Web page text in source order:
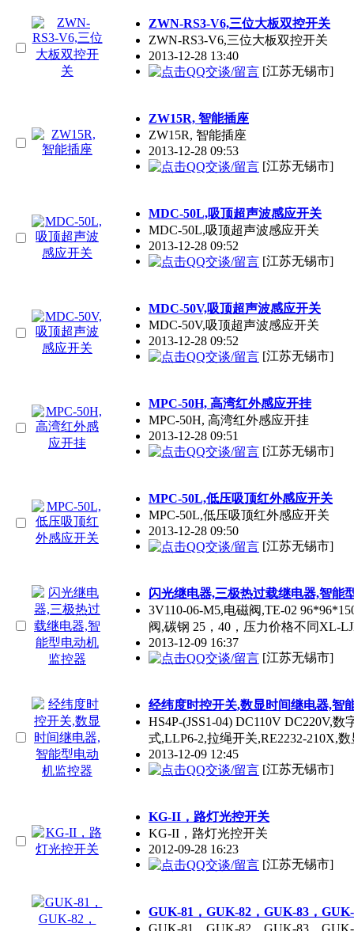
ZWN-RS3-V6,三位大板双控开关
ZWN-RS3-V6,三位大板双控开关
2013-12-28 13:40
[江苏无锡市]
ZW15R, 智能插座
ZW15R, 智能插座
2013-12-28 09:53
[江苏无锡市]
MDC-50L,吸顶超声波感应开关
MDC-50L,吸顶超声波感应开关
2013-12-28 09:52
[江苏无锡市]
MDC-50V,吸顶超声波感应开关
MDC-50V,吸顶超声波感应开关
2013-12-28 09:52
[江苏无锡市]
MPC-50H, 高湾红外感应开挂
MPC-50H, 高湾红外感应开挂
2013-12-28 09:51
[江苏无锡市]
MPC-50L,低压吸顶红外感应开关
MPC-50L,低压吸顶红外感应开关
2013-12-28 09:50
[江苏无锡市]
闪光继电器,三极热过载继电器,智能
3V110-06-M5,电磁阀,TE-02
阀,碳钢 25，40，压力价格不同XL-
2013-12-09 16:37
[江苏无锡市]
经纬度时控开关,数显时间继电器,智
HS4P-(JSS1-04) DC110V DC220V,
式,LLP6-2,拉绳开关,RE2232-210X,
2013-12-09 12:45
[江苏无锡市]
KG-II，路灯光控开关
KG-II，路灯光控开关
2012-09-28 16:23
[江苏无锡市]
GUK-81，GUK-82，GUK-83，
GUK-81，GUK-82，GUK-83，